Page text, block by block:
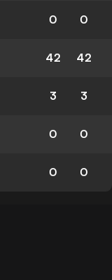
0 0
42 42
3 3
0 0
0 0